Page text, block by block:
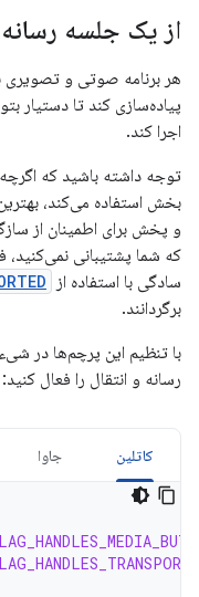
از یک جلسه
هر برنامه صوتی و تصویری
پیاده‌سازی کند تا دستیار
اجرا کند.
توجه داشته باشید که
و پخش برای اطمینان از
که شما پشتیبانی نمی‌کنید،
سادگی با استفاده از
برگردانند.
با تنظیم این پرچم‌ها در شیء
رسانه و انتقال را فعال کنید:
کاتلین جاوا